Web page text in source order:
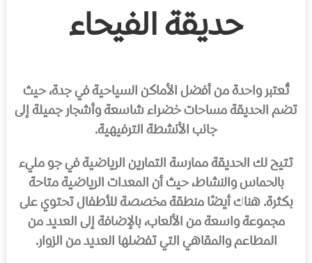
حديقة الفيحاء
تُعتبر واحدة من أفضل الأماكن السياحية في جدة، حيث
تضم الحديقة مساحات خضراء شاسعة وأشجار جميلة إلى
جانب الأنشطة الترفيهية.
تتيح لك الحديقة ممارسة التمارين الرياضية في جو مليء
بالحماس والنشاط، حيث أن المعدات الرياضية متاحة
بكثرة. هناك أيضًا منطقة مخصصة للأطفال تحتوي على
مجموعة واسعة من الألعاب، بالإضافة إلى العديد من
المطاعم والمقاهي التي تفضلها العديد من الزوار.